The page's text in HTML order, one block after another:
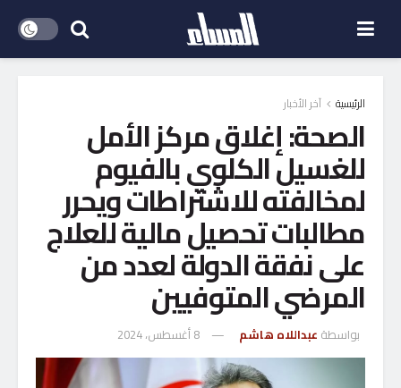
الرئيسية آخر الأخبار
الصحة: إغلاق مركز الأمل
للغسيل الكلوي بالفيوم
لمخالفته للاشتراطات ويحرر
مطالبات تحصيل مالية للعلاج
على نفقة الدولة لعدد من
المرضي المتوفيين
بواسطة عبداللاه هاشم 8 أغسطس، 2024